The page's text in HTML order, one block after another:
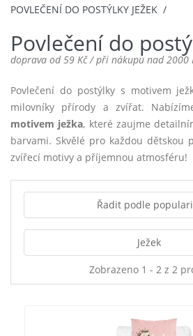
POVLEČENÍ DO POSTÝLKY JEŽEK
Povlečení do
doprava od 59 Kč / při nákupu nad 2000
Povlečení do postýlky s motivem
milovníky přírody a zvířat.
motivem ježka, které zaujme
barvami. Skvělé pro každou dětskou
zvířecí motivy a příjemnou atmosféru!
Řadit podle
Ježek
Zobrazeno 1 - 2 z 2